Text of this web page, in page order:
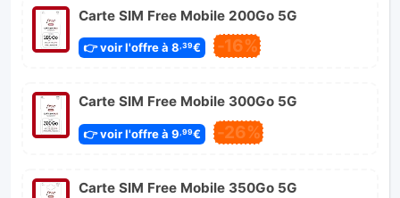
Carte SIM Free Mobile 200Go 5G
👉 voir l'offre à 8,39€ -16%
Carte SIM Free Mobile 300Go 5G
👉 voir l'offre à 9 ,99€ -26%
Carte SIM Free Mobile 350Go 5G